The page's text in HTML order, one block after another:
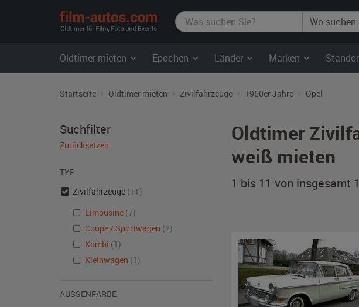
film-
autos.com
Oldtimer mieten Epochen Länder Marken
Startseite Oldtimer mieten Zivilfahrzeuge 1960er Jahre Opel
Oldtimer
weiß mieten
1 bis 11 von insgesamt
Suchfilter
Zurücksetzen
TYP
Zivilfahrzeuge (11)
Limousine (7)
Coupe / Sportwagen (2)
Kombi (1)
Kleinwagen (1)
AUSSENFARBE